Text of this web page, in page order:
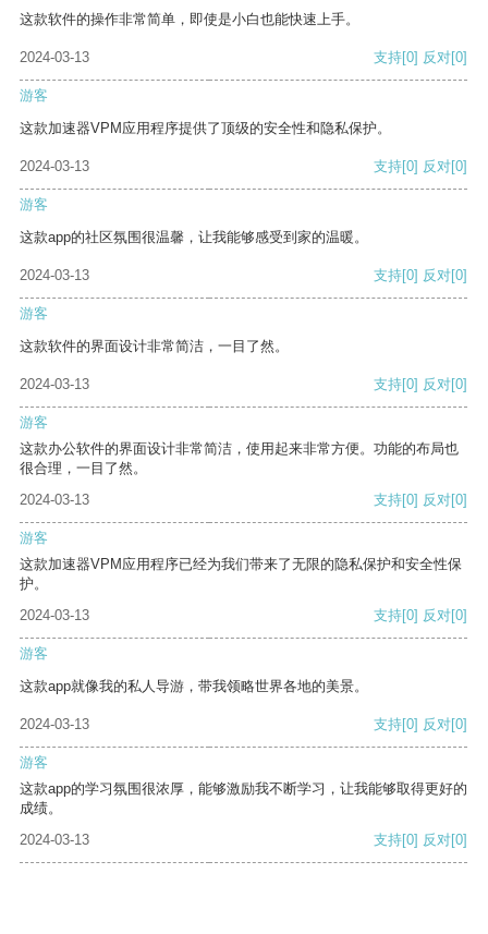
这款软件的操作非常简单，即使是小白也能快速上手。
2024-03-13 支持[0] 反对[0]
游客
这款加速器VPM应用程序提供了顶级的安全性和隐私保护。
2024-03-13 支持[0] 反对[0]
游客
这款app的社区氛围很温馨，让我能够感受到家的温暖。
2024-03-13 支持[0] 反对[0]
游客
这款软件的界面设计非常简洁，一目了然。
2024-03-13 支持[0] 反对[0]
游客
这款办公软件的界面设计非常简洁，使用起来非常方便。功能的布局也
很合理，一目了然。
2024-03-13
支持[0] 反对[0]
游客
这款加速器VPM应用程序已经为我们带来了无限的隐私保护和安全性保
护。
2024-03-13
支持[0] 反对[0]
游客
这款app就像我的私人导游，带我领略世界各地的美景。
2024-03-13 支持[0] 反对[0]
游客
这款app的学习氛围很浓厚，能够激励我不断学习，让我能够取得更好的
成绩。
2024-03-13
支持[0] 反对[0]